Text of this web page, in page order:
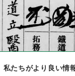
私たちがより良い情